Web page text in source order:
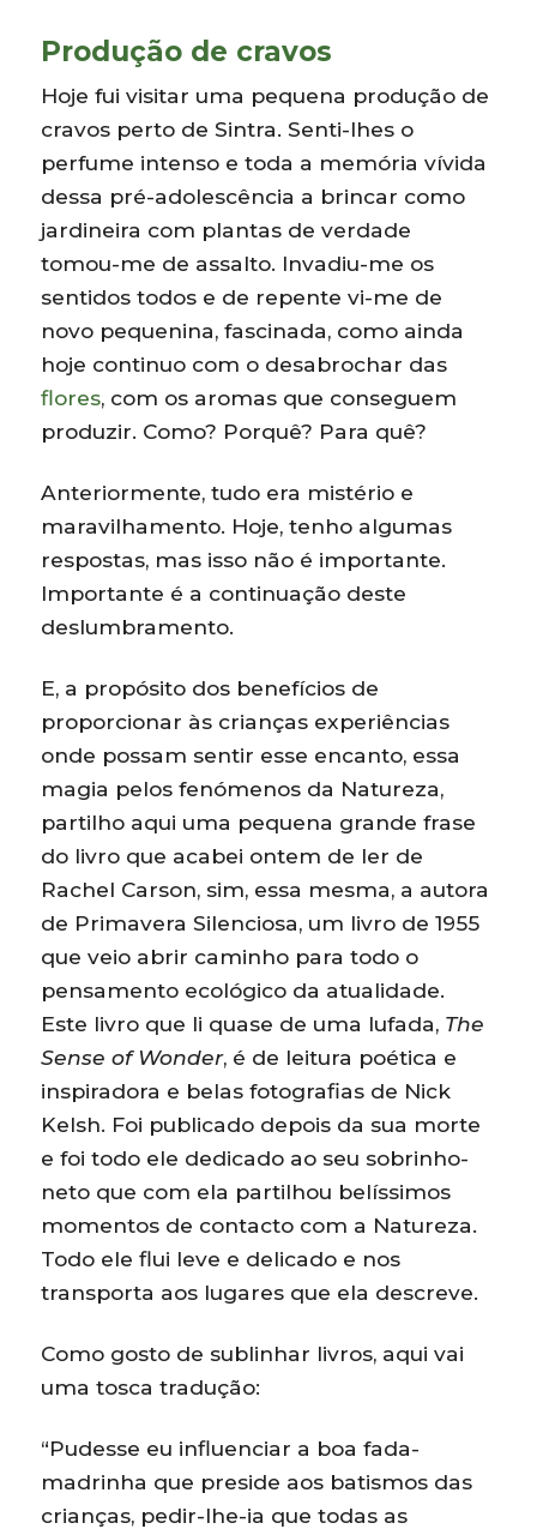
Produção de cravos
Hoje fui visitar uma pequena produção de
cravos perto de Sintra. Senti-lhes o
perfume intenso e toda a memória vívida
dessa pré-adolescência a brincar como
jardineira com plantas de verdade
tomou-me de assalto. Invadiu-me os
sentidos todos e de repente vi-me de
novo pequenina, fascinada, como ainda
hoje continuo com o desabrochar das
flores, com os aromas que conseguem
produzir. Como? Porquê? Para quê?
Anteriormente, tudo era mistério e
maravilhamento. Hoje, tenho algumas
respostas, mas isso não é importante.
Importante é a continuação deste
deslumbramento.
E, a propósito dos benefícios de
proporcionar às crianças experiências
onde possam sentir esse encanto, essa
magia pelos fenómenos da Natureza,
partilho aqui uma pequena grande frase
do livro que acabei ontem de ler de
Rachel Carson, sim, essa mesma, a autora
de Primavera Silenciosa, um livro de 1955
que veio abrir caminho para todo o
pensamento ecológico da atualidade.
Este livro que li quase de uma lufada, The
Sense of Wonder, é de leitura poética e
inspiradora e belas fotografias de Nick
Kelsh. Foi publicado depois da sua morte
e foi todo ele dedicado ao seu sobrinho-
neto que com ela partilhou belíssimos
momentos de contacto com a Natureza.
Todo ele flui leve e delicado e nos
transporta aos lugares que ela descreve.
Como gosto de sublinhar livros, aqui vai
uma tosca tradução:
“Pudesse eu influenciar a boa fada-
madrinha que preside aos batismos das
crianças, pedir-lhe-ia que todas as